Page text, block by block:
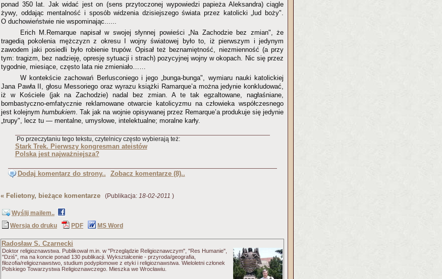
ponad 350 lat. Jak widać jest on (sens przytoczonej wypowiedzi papieża Aleksandra) ciągle
żywy, oddając mentalność i sposób widzenia dzisiejszego świata przez katolicki „lud boży".
O duchowieństwie nie wspominając......
Erich M.Remarque napisał w swojej słynnej powieści „Na Zachodzie bez zmian", że
tragedią pokolenia mężczyzn z okresu I wojny światowej było to, iż pierwszym i jedynym
zawodem jaki posiedli było robienie trupów. Opisał też beznamiętność, niezmienność (a przy
tym: tragizm, bez nadzieję, opresję sytuacji i strach) pozycyjnej wojny w okopach. Nic się przez
tygodnie, miesiące, często lata nie zmieniało……
W kontekście zachowań Berlusconiego i jego „bunga-bunga", wymiaru nauki katolickiej
Jana Pawła II, głosu Messoriego oraz wyrazu książki Ramarque’a można jedynie konkludować,
iż w Kościele (jak na Zachodzie) nadal bez zmian. A te tak egzaltowane, nagłaśniane,
bombastyczno-emfatycznie reklamowane otwarcie katolicyzmu na człowieka współczesnego
jest kolejnymhumbukiem. Tak jak na wojnie opisywanej przez Remarque’a produkuje się jedynie
„trupy", lecz tu — mentalne, umysłowe, intelektualne; moralne karły.
Po przeczytaniu tego tekstu, czytelnicy często wybierają też:
Stark Trek. Pierwszy kongresman ateistów
Polska jest najważniejsza?
Dodaj komentarz do strony.. Zobacz komentarze (8)..
« Felietony, bieżące komentarze (Publikacja: 18-02-2011 )
Wyślij mailem..
Wersja do druku
PDF MS Word
Radosław S. Czarnecki
Doktor religioznawstwa. Publikował m.in. w "Przeglądzie Religioznawczym", "Res Humanie",
"Dziś", ma na koncie ponad 130 publikacji. Wykształcenie - przyroda/geografia,
filozofia/religioznawstwo, studium podyplomowe z etyki i religioznawstwa. Wieloletni członek
Polskiego Towarzystwa Religioznawczego. Mieszka we Wrocławiu.